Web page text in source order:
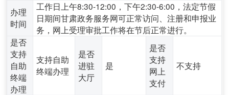
办理
时间
工作日上午8:30-12:00，下午2:30-6:00，法定节假
日期间甘肃政务服务网可正常访问、注册和申报业
务，网上受理审批工作将在节后正常进行。
是否
支持
自助
终端
办理
支持自助
终端办理
是否
进驻
大厅
是
是否
支持
网上
支付
不支持